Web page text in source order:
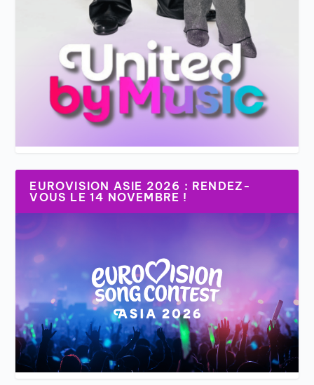
EUROVISION ASIE 2026 : RENDEZ-
VOUS LE 14 NOVEMBRE !